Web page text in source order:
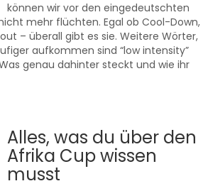
können wir vor den eingedeutschten
mehr flüchten. Egal ob Cool-Down,
– überall gibt es sie. Weitere Wörter,
aufkommen sind “low intensity”
genau dahinter steckt und wie ihr
Alles, was du über den
Afrika Cup wissen
musst